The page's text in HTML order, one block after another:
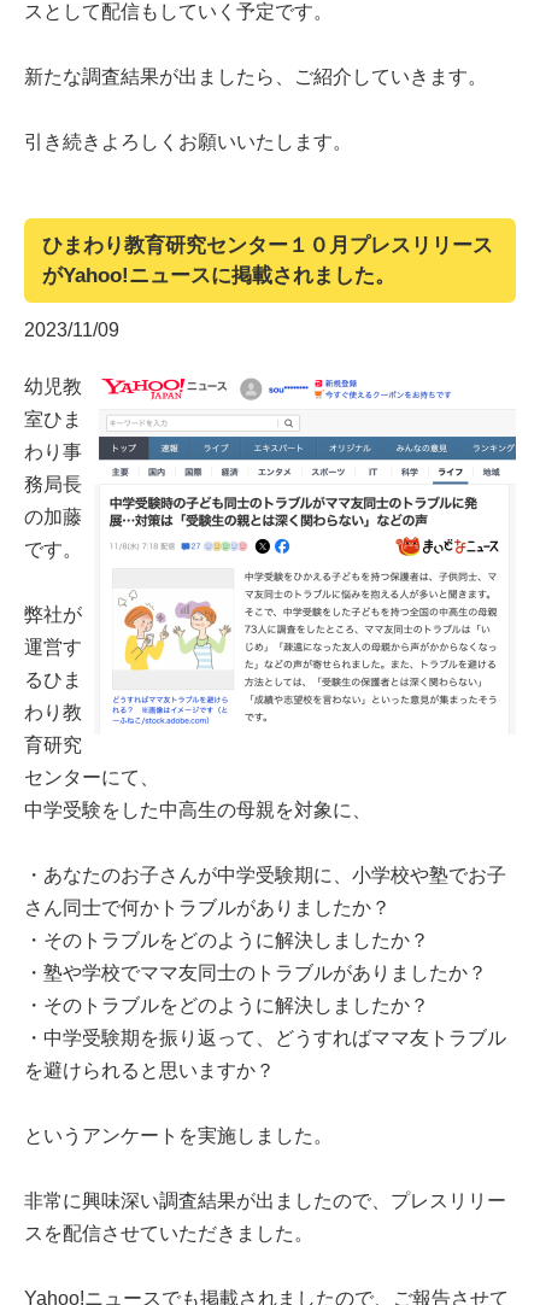
スとして配信もしていく予定です。
新たな調査結果が出ましたら、ご紹介していきます。
引き続きよろしくお願いいたします。
ひまわり教育研究センター１０月プレスリリース
がYahoo!ニュースに掲載されました。
2023/11/09
幼児教
室ひま
わり事
務局長
の加藤
です。
弊社が
運営す
るひま
わり教
育研究
センターにて、
中学受験をした中高生の母親を対象に、
・あなたのお子さんが中学受験期に、小学校や塾でお子
さん同士で何かトラブルがありましたか？
・そのトラブルをどのように解決しましたか？
・塾や学校でママ友同士のトラブルがありましたか？
・そのトラブルをどのように解決しましたか？
・中学受験期を振り返って、どうすればママ友トラブル
を避けられると思いますか？
というアンケートを実施しました。
非常に興味深い調査結果が出ましたので、プレスリリー
スを配信させていただきました。
Yahoo!ニュースでも掲載されましたので、ご報告させて